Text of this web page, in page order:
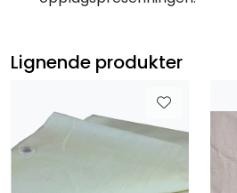
Lignende produkter